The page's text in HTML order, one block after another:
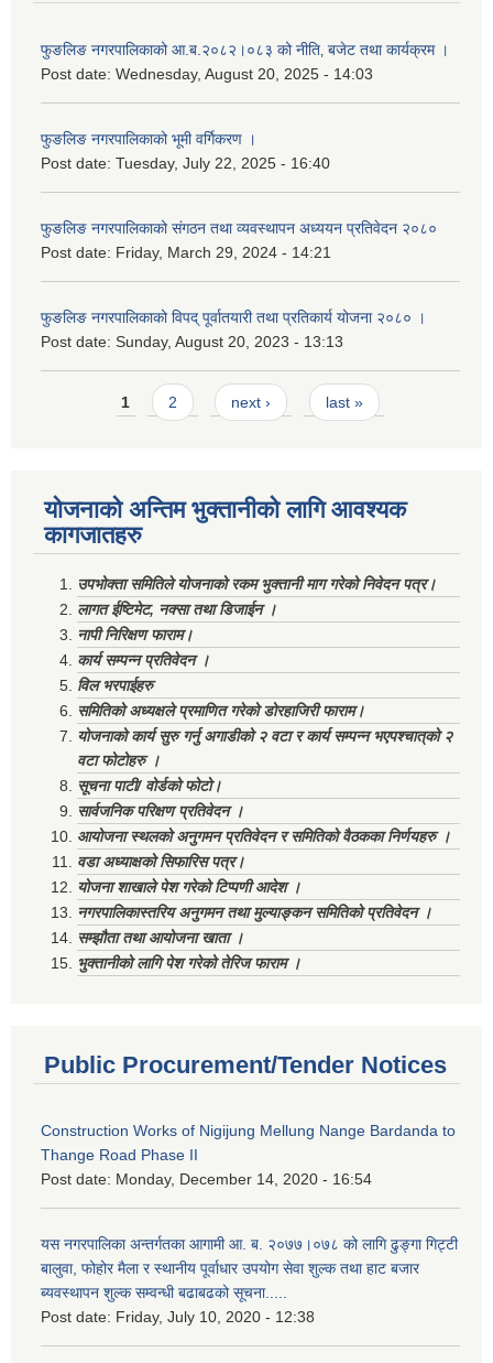
फुङलिङ नगरपालिकाको आ.ब.२०८२।०८३ को नीति‚ बजेट तथा कार्यक्रम ।
Post date: Wednesday, August 20, 2025 - 14:03
फुङलिङ नगरपालिकाको भूमी वर्गिकरण ।
Post date: Tuesday, July 22, 2025 - 16:40
फुङलिङ नगरपालिकाको संगठन तथा व्यवस्थापन अध्ययन प्रतिवेदन २०८०
Post date: Friday, March 29, 2024 - 14:21
फुङलिङ नगरपालिकाको विपद् पूर्वातयारी तथा प्रतिकार्य योजना २०८० ।
Post date: Sunday, August 20, 2023 - 13:13
Pages1 2 next › last »
योजनाको अन्तिम भुक्तानीको लागि आवश्यक
कागजातहरु
उपभोक्ता समितिले योजनाको रकम भुक्तानी माग गरेको निवेदन पत्र।
लागत ईष्टिमेट, नक्सा तथा डिजाईन ।
नापी निरिक्षण फाराम।
कार्य सम्पन्न प्रतिवेदन ।
विल भरपाईहरु
समितिको अध्यक्षले प्रमाणित गरेको डोरहाजिरी फाराम।
योजनाको कार्य सुरु गर्नु अगाडीको २ वटा र कार्य सम्पन्न भएपश्चात्‌को २
वटा फोटोहरु ।
सूचना पाटी/ वोर्डको फोटो।
सार्वजनिक परिक्षण प्रतिवेदन ।
आयोजना स्थलको अनुगमन प्रतिवेदन र समितिको वैठकका निर्णयहरु ।
वडा अध्याक्षको सिफारिस पत्र।
योजना शाखाले पेश गरेको टिप्पणी आदेश ।
नगरपालिकास्तरिय अनुगमन तथा मुल्याङ्कन समितिको प्रतिवेदन ।
सम्झौता तथा आयोजना खाता ।
भुक्तानीको लागि पेश गरेको तेरिज फाराम ।
Public Procurement/Tender Notices
Construction Works of Nigijung Mellung Nange Bardanda to
Thange Road Phase II
Post date: Monday, December 14, 2020 - 16:54
यस नगरपालिका अन्तर्गतका आगामी आ. ब. २०७७।०७८ को लागि ढुङ्गा गिट्टी
बालुवा, फोहोर मैला र स्थानीय पूर्वाधार उपयोग सेवा शुल्क तथा हाट बजार
ब्यवस्थापन शुल्क सम्वन्धी बढाबढको सूचना.....
Post date: Friday, July 10, 2020 - 12:38